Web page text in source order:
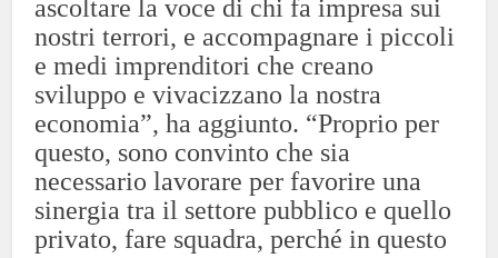
ascoltare la voce di chi fa impresa sui
nostri terrori, e accompagnare i piccoli
e medi imprenditori che creano
sviluppo e vivacizzano la nostra
economia”, ha aggiunto. “Proprio per
questo, sono convinto che sia
necessario lavorare per favorire una
sinergia tra il settore pubblico e quello
privato, fare squadra, perché in questo